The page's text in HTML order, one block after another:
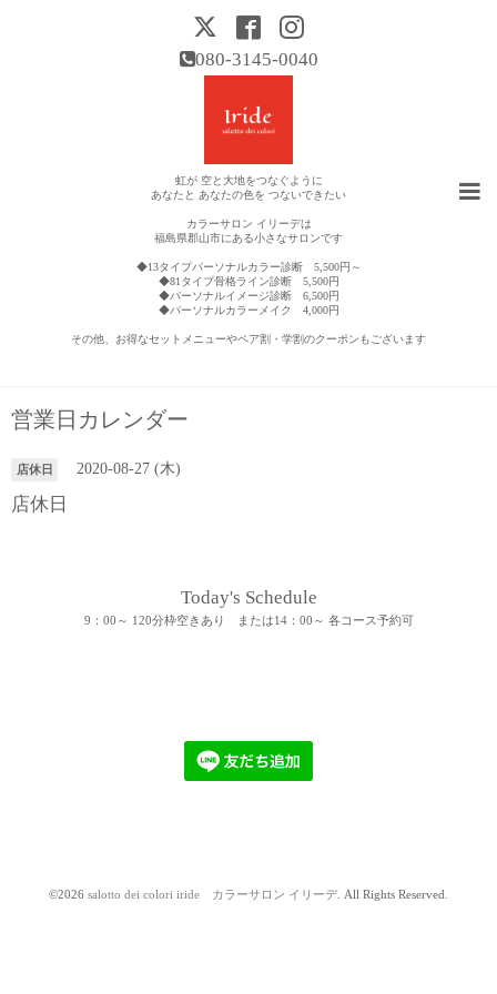
080-3145-0040
虹が 空と大地をつなぐように
あなたと あなたの色を つないできたい
カラーサロン イリーデは
福島県郡山市にある小さなサロンです
◆13タイプパーソナルカラー診断 5,500円～
◆81タイプ骨格ライン診断 5,500円
◆パーソナルイメージ診断 6,500円
◆パーソナルカラーメイク 4,000円
その他、お得なセットメニューやペア割・学割のクーポンもございます
営業日カレンダー
店休日 2020-08-27 (木)
店休日
Today's Schedule
9：00～ 120分枠空きあり または14：00～ 各コース予約可
©2026 salotto dei colori iride カラーサロン イリーデ. All Rights Reserved.